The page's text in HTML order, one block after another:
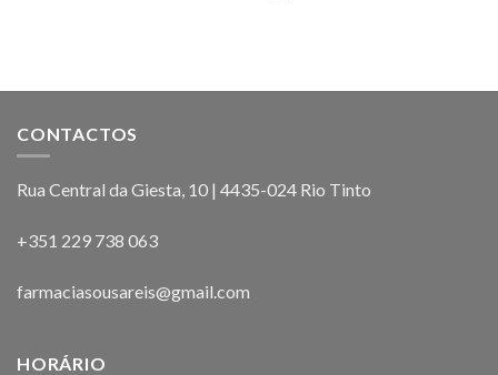
CONTACTOS
Rua Central da Giesta, 10 | 4435-024 Rio Tinto
+351 229 738 063
farmaciasousareis@gmail.com
HORÁRIO